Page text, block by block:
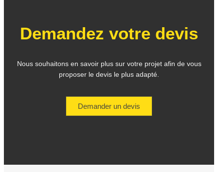
Demandez votre devis
Nous souhaitons en savoir plus sur votre projet afin de vous
proposer le devis le plus adapté.
Demander un devis